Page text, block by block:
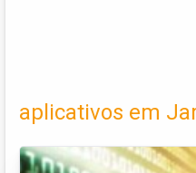
aplicativos em